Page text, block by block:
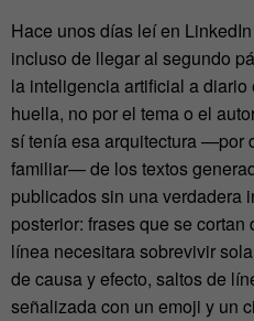
Hace unos días leí en
incluso de llegar al segundo
la inteligencia artificial a
huella, no por el tema o el
sí tenía esa arquitectura —por
familiar— de los textos
publicados sin una verdadera
posterior: frases que se
línea necesitara sobrevivir
de causa y efecto, saltos de
señalizada con un emoji y un